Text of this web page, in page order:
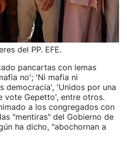
del PP. EFE.
pancartas con lemas
no'; 'Ni mafia ni
democracia', 'Unidos por una
vote Gepetto', entre otros.
a los congregados con
"mentiras" del Gobierno de
ha dicho, "abochornan a